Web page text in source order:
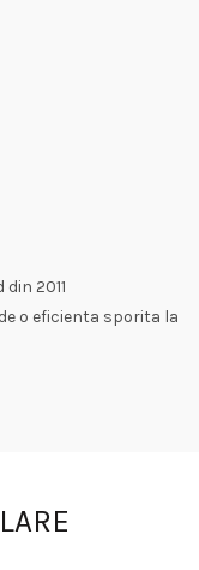
2011
o eficienta sporita la